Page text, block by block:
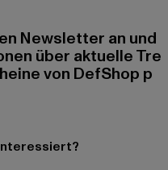
Newsletter an und
über aktuelle Tre
von DefShop p